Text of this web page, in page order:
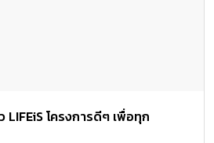
โครงการดีๆ เพื่อทุก